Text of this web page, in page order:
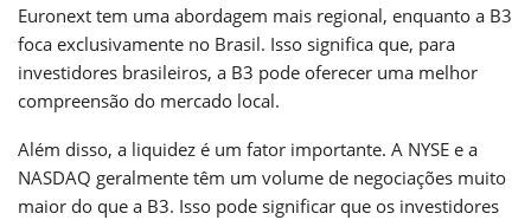
Euronext tem uma abordagem mais regional, enquanto a B3
foca exclusivamente no Brasil. Isso significa que, para
investidores brasileiros, a B3 pode oferecer uma melhor
compreensão do mercado local.
Além disso, a liquidez é um fator importante. A NYSE e a
NASDAQ geralmente têm um volume de negociações muito
maior do que a B3. Isso pode significar que os investidores